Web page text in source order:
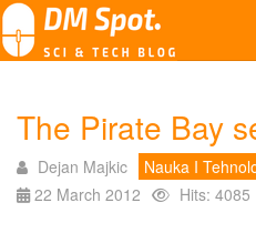
The Pirate Bay
Dejan Majkic
Nauka I
22 March 2012
Hits: 4085